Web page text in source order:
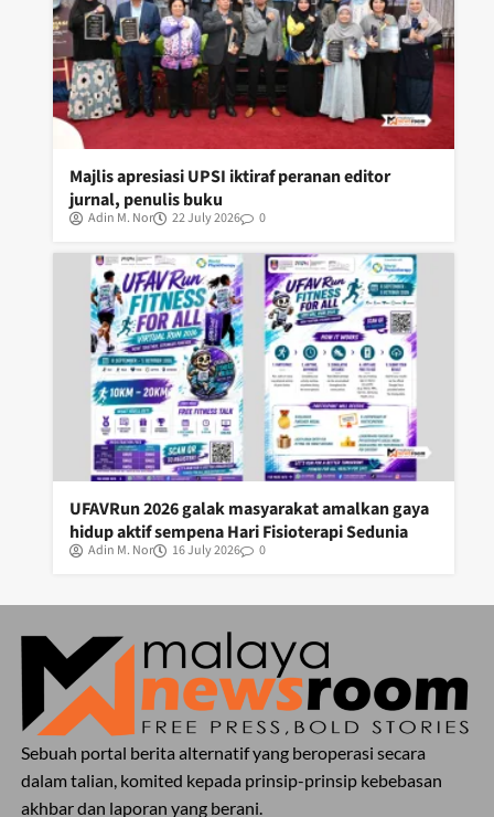
Majlis apresiasi UPSI iktiraf peranan editor
jurnal, penulis buku
Adin M. Nor 22 July 2026 0
UFAVRun 2026 galak masyarakat amalkan gaya
hidup aktif sempena Hari Fisioterapi Sedunia
Adin M. Nor 16 July 2026 0
Sebuah portal berita alternatif yang beroperasi secara
dalam talian, komited kepada prinsip-prinsip kebebasan
akhbar dan laporan yang berani.